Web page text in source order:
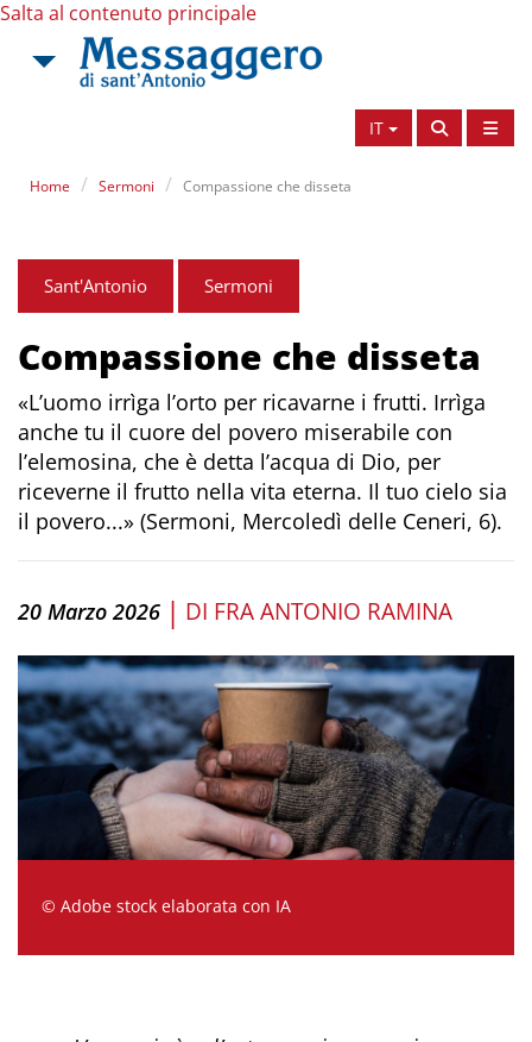
Salta al contenuto principale
IT
Home Sermoni Compassione che disseta
Sant'Antonio Sermoni
Compassione che disseta
«L’uomo irrìga l’orto per ricavarne i frutti. Irrìga
anche tu il cuore del povero miserabile con
l’elemosina, che è detta l’acqua di Dio, per
riceverne il frutto nella vita eterna. Il tuo cielo sia
il povero...» (Sermoni, Mercoledì delle Ceneri, 6).
20 Marzo 2026 | DI FRA ANTONIO RAMINA
© Adobe stock elaborata con IA